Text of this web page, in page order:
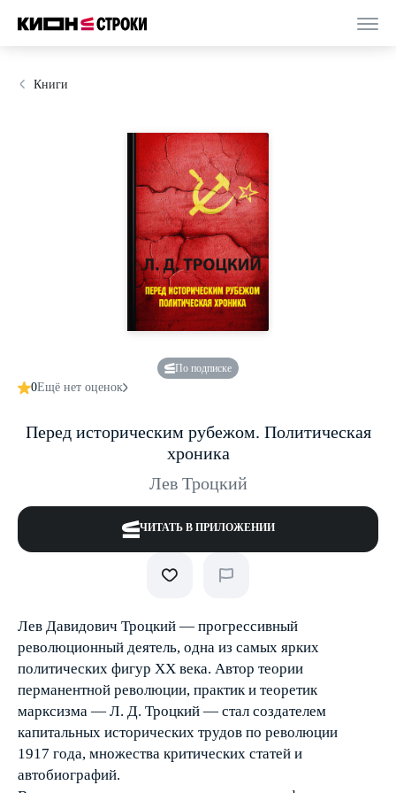
Книги
По подписке
0Ещё нет оценок
Перед историческим рубежом. Политическая
хроника
Лев Троцкий
ЧИТАТЬ В ПРИЛОЖЕНИИ
Лев Давидович Троцкий — прогрессивный
революционный деятель, одна из самых ярких
политических фигур ХХ века. Автор теории
перманентной революции, практик и теоретик
марксизма — Л. Д. Троцкий — стал создателем
капитальных исторических трудов по революции
1917 года, множества критических статей и
автобиографий.